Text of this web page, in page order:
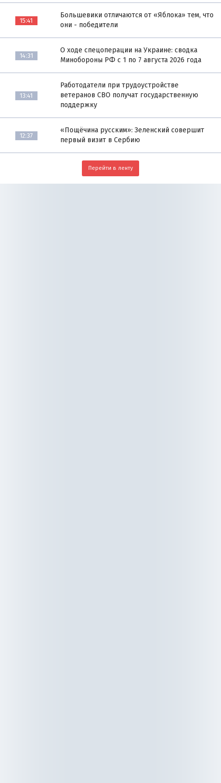
15:41
Большевики отличаются от «Яблока» тем, что
они - победители
14:31
О ходе спецоперации на Украине: сводка
Минобороны РФ с 1 по 7 августа 2026 года
13:41
Работодатели при трудоустройстве
ветеранов СВО получат государственную
поддержку
12:37
«Пощёчина русским»: Зеленский совершит
первый визит в Сербию
Перейти в ленту